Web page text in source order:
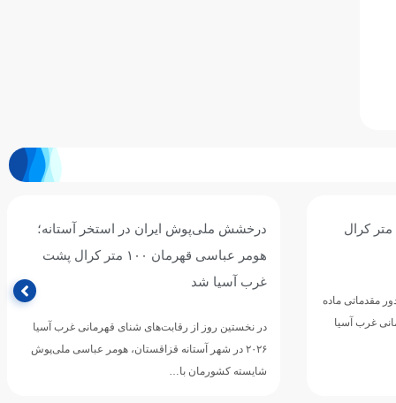
صعود هومر عباسی به فینال ۵۰ متر کرال
مقدماتی ماده
غرب آسیا
درخشش ملی‌پوش ایران در استخر آستانه؛
هومر عباسی قهرمان ۱۰۰ متر کرال پشت
غرب آسیا شد
در نخستین روز از رقابت‌های شنای قهرمانی غرب آسیا
۲۰۲۶ در شهر آستانه قزاقستان، هومر عباسی ملی‌پوش
شایسته کشورمان با…